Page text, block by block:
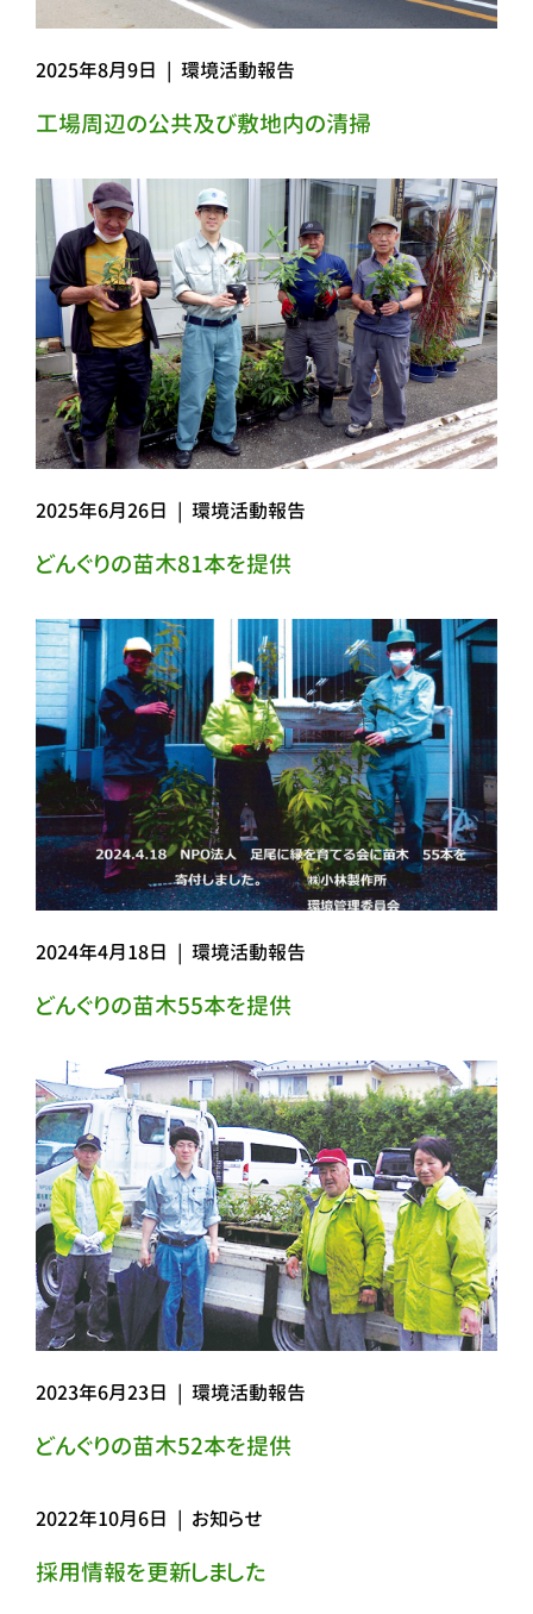
2025年8月9日 | 環境活動報告
工場周辺の公共及び敷地内の清掃
2025年6月26日 | 環境活動報告
どんぐりの苗木81本を提供
2024年4月18日 | 環境活動報告
どんぐりの苗木55本を提供
2023年6月23日 | 環境活動報告
どんぐりの苗木52本を提供
2022年10月6日 | お知らせ
採用情報を更新しました